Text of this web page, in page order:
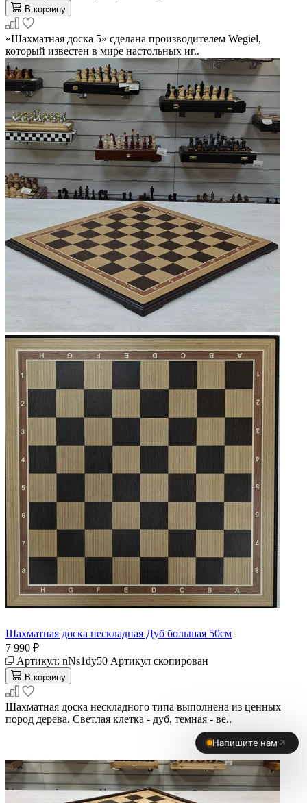
В корзину
«Шахматная доска 5» сделана производителем Wegiel,
который известен в мире настольных иг..
Шахматная доска нескладная Дуб большая 50см
7 990 ₽
Артикул: nNs1dy50 Артикул скопирован
В корзину
Шахматная доска нескладного типа выполнена из ценных
пород дерева. Светлая клетка - дуб, темная - ве..